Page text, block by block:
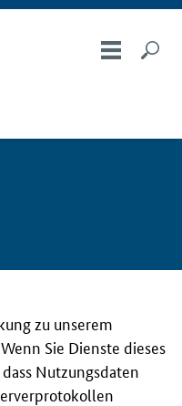
zu unserem
Sie Dienste dieses
Nutzungsdaten